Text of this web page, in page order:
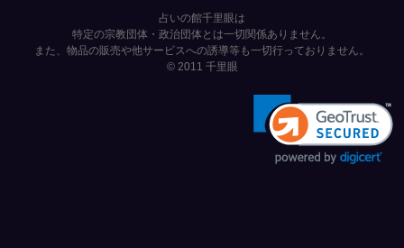
占いの館千里眼は
特定の宗教団体・政治団体とは一切関係ありません。
また、物品の販売や他サービスへの誘導等も一切行っておりません。
© 2011 千里眼